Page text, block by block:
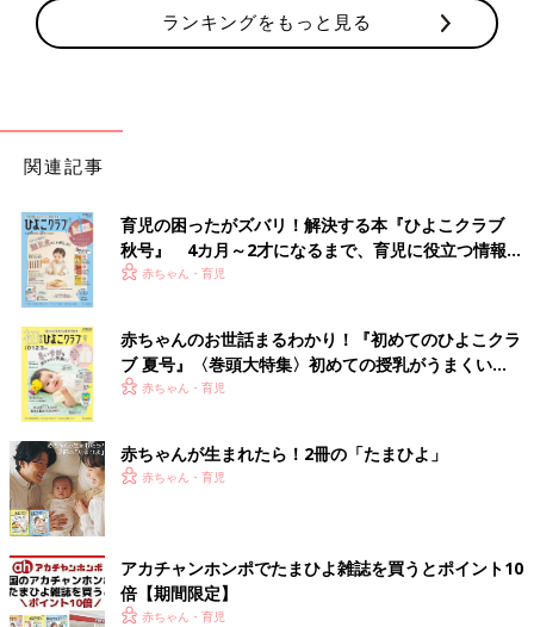
ランキングをもっと見る
関連記事
育児の困ったがズバリ！解決する本『ひよこクラブ
秋号』 4カ月～2才になるまで、育児に役立つ情報が
いっぱい！
赤ちゃん・育児
赤ちゃんのお世話まるわかり！『初めてのひよこクラ
ブ 夏号』〈巻頭大特集〉初めての授乳がうまくい
く！ おっぱい・ミルクの基本と夏のトラブル 解決テ
赤ちゃん・育児
赤ちゃんが生まれたら！2冊の「たまひよ」
赤ちゃん・育児
アカチャンホンポでたまひよ雑誌を買うとポイント10
倍【期間限定】
赤ちゃん・育児